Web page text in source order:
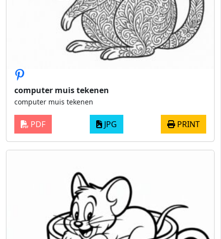
computer muis tekenen
computer muis tekenen
PDF JPG PRINT